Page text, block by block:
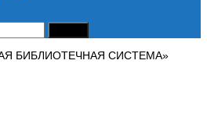
БИБЛИОТЕЧНАЯ СИСТЕМА»